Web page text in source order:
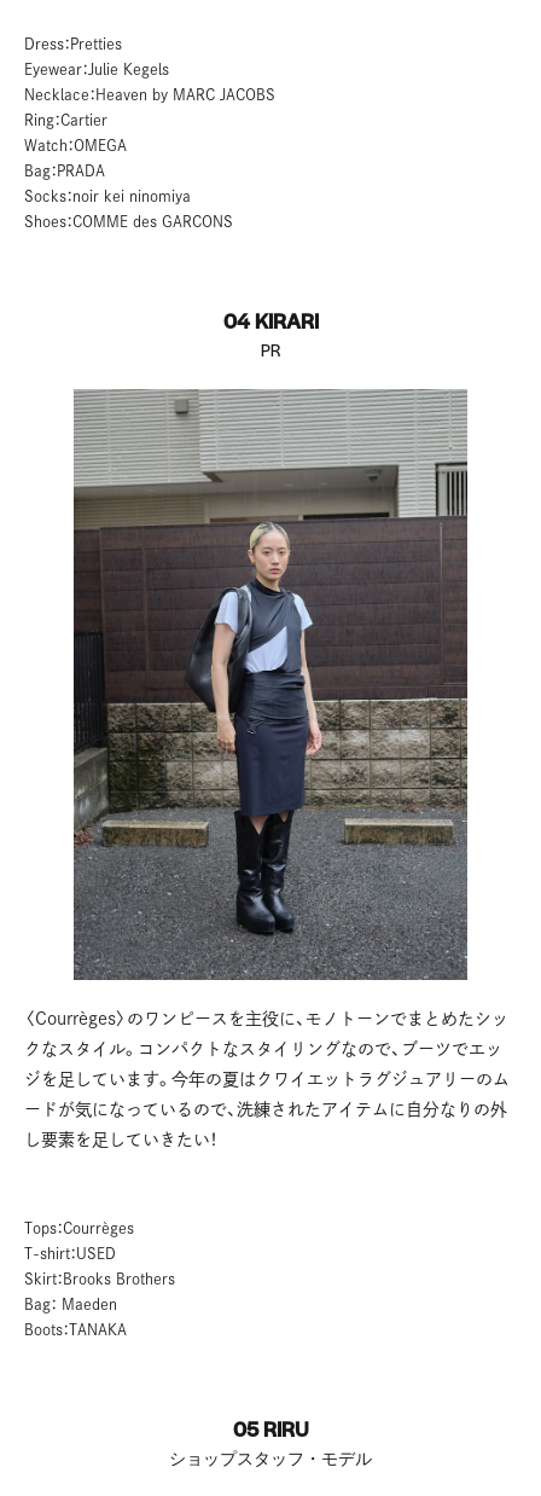
Dress：Pretties
Eyewear：Julie Kegels
Necklace：Heaven by MARC JACOBS
Ring：Cartier
Watch：OMEGA
Bag：PRADA
Socks：noir kei ninomiya
Shoes：COMME des GARCONS
04 KIRARI
PR
〈Courrèges〉のワンピースを主役に、モノトーンでまとめたシッ
クなスタイル。コンパクトなスタイリングなので、ブーツでエッ
ジを足しています。今年の夏はクワイエットラグジュアリーのム
ードが気になっているので、洗練されたアイテムに自分なりの外
し要素を足していきたい！
Tops：Courrèges
T-shirt：USED
Skirt：Brooks Brothers
Bag： Maeden
Boots：TANAKA
05 RIRU
ショップスタッフ・モデル